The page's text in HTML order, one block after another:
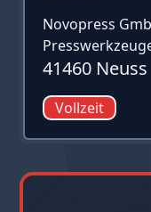
Novopress
41460 Neuss
Vollzeit